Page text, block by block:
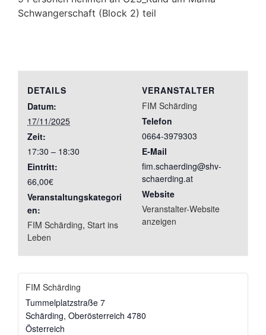
Schwangerschaft (Block 2) teil
DETAILS
Datum:
17/11/2025
Zeit:
17:30 – 18:30
Eintritt:
66,00€
Veranstaltungskategori
en:
FIM Schärding,Start ins
Leben
VERANSTALTER
FIM Schärding
Telefon
0664-3979303
E-Mail
fim.schaerding@shv-
schaerding.at
Website
Veranstalter-Website
anzeigen
FIM Schärding
Tummelplatzstraße 7
Schärding, Oberösterreich 4780
Österreich